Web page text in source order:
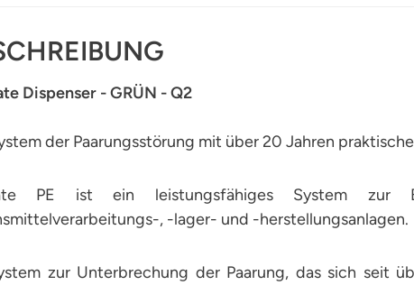
Dispenser - GRÜN - Q2
der Paarungsstörung mit über 20 Jahren
PE ist ein leistungsfähiges System zur
, -lager- und -herstellungsanlagen.
zur Unterbrechung der Paarung, das sich seit